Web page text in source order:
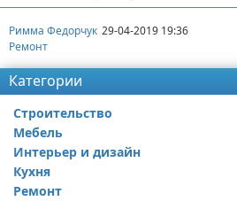
Римма Федорчук 29-04-2019 19:36
Ремонт
Категории
Строительство
Мебель
Интерьер и дизайн
Дизайн дачи
Дизайн квартиры
Кухня
Посуда
Ремонт